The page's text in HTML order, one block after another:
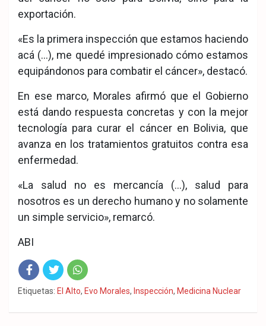
exportación.
«Es la primera inspección que estamos haciendo
acá (…), me quedé impresionado cómo estamos
equipándonos para combatir el cáncer», destacó.
En ese marco, Morales afirmó que el Gobierno
está dando respuesta concretas y con la mejor
tecnología para curar el cáncer en Bolivia, que
avanza en los tratamientos gratuitos contra esa
enfermedad.
«La salud no es mercancía (…), salud para
nosotros es un derecho humano y no solamente
un simple servicio», remarcó.
ABI
Fac
eb
Twit
ter
Wha
tsA
Etiquetas: El Alto, Evo Morales, Inspección, Medicina Nuclear